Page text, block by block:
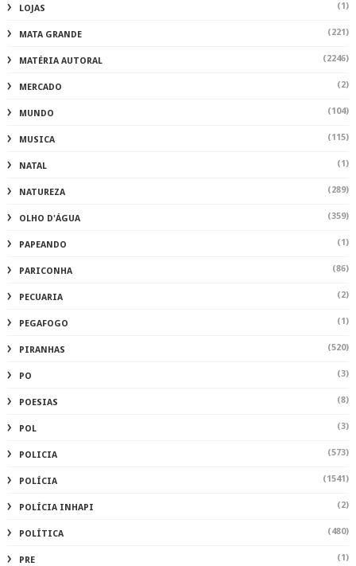
LOJAS (1)
MATA GRANDE (221)
MATÉRIA AUTORAL (2246)
MERCADO (2)
MUNDO (104)
MUSICA (115)
NATAL (1)
NATUREZA (289)
OLHO D'ÁGUA (359)
PAPEANDO (1)
PARICONHA (86)
PECUARIA (2)
PEGAFOGO (1)
PIRANHAS (520)
PO (3)
POESIAS (8)
POL (3)
POLICIA (573)
POLÍCIA (1541)
POLÍCIA INHAPI (2)
POLÍTICA (480)
PRE (1)